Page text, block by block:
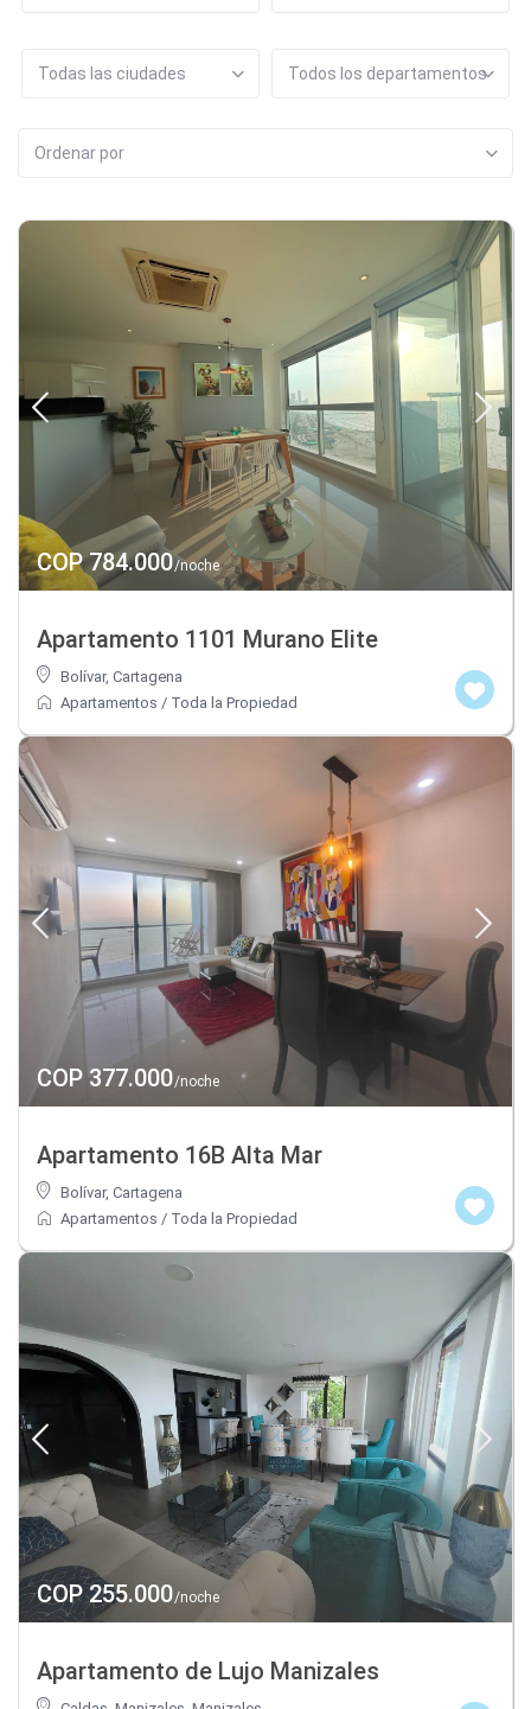
Todas las ciudades Todos los departamentos
Ordenar por
COP 784.000/noche
Apartamento 1101 Murano Elite
Bolívar,Cartagena
Apartamentos / Toda la Propiedad
COP 377.000/noche
Apartamento 16B Alta Mar
Bolívar,Cartagena
Apartamentos / Toda la Propiedad
COP 255.000/noche
Apartamento de Lujo Manizales